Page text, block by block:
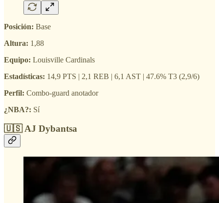
Posición: Base
Altura: 1,88
Equipo: Louisville Cardinals
Estadísticas: 14,9 PTS | 2,1 REB | 6,1 AST | 47.6% T3 (2,9/6)
Perfil: Combo-guard anotador
¿NBA?: Sí
🇺🇸 AJ Dybantsa